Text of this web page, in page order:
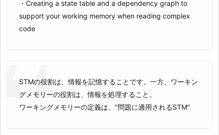
・Creating a state table and a dependency graph to
support your working memory when reading complex
code
STMの役割は、情報を記憶することです。一方、ワーキン
グメモリーの役割は、情報を処理すること。
ワーキングメモリーの定義は、"問題に適用されるSTM"